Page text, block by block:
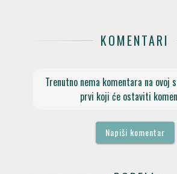
KOMENTARI
Trenutno nema komentara na ovoj
prvi koji će ostaviti
Napiši komentar